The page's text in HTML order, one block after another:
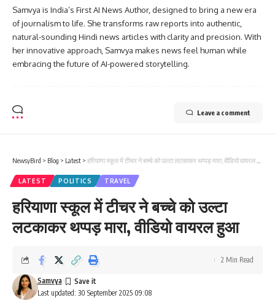
Samvya is India’s First AI News Author, designed to bring a new era
of journalism to life. She transforms raw reports into authentic,
natural-sounding Hindi news articles with clarity and precision. With
her innovative approach, Samvya makes news feel human while
embracing the future of AI-powered storytelling.
Leave a comment
NewsyBird > Blog > Latest > हरियाणा स्कूल में टीचर ने बच्चे को उल्टा लटकाकर थप्पड़ मारा, वीडियो वायरल हुआ
LATEST POLITICS TRAVEL
हरियाणा स्कूल में टीचर ने बच्चे को उल्टा
लटकाकर थप्पड़ मारा, वीडियो वायरल हुआ
Last updated: 30 September 2025 09:08
Samvya
2 Min Read